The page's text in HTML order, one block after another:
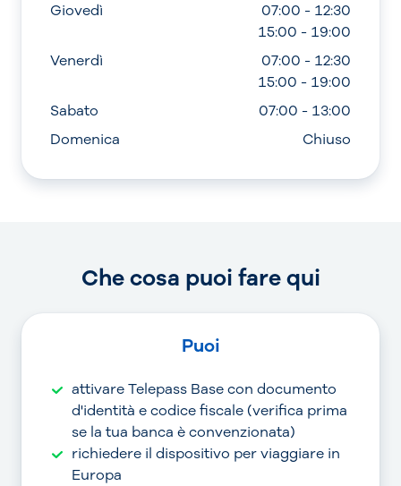
Giovedì
07:00 - 12:30
15:00 - 19:00
Venerdì
07:00 - 12:30
15:00 - 19:00
Sabato
07:00 - 13:00
Domenica
Chiuso
Che cosa puoi fare qui
Puoi
attivare Telepass Base con documento
d'identità e codice fiscale (verifica prima
se la tua banca è convenzionata)
richiedere il dispositivo per viaggiare in
Europa